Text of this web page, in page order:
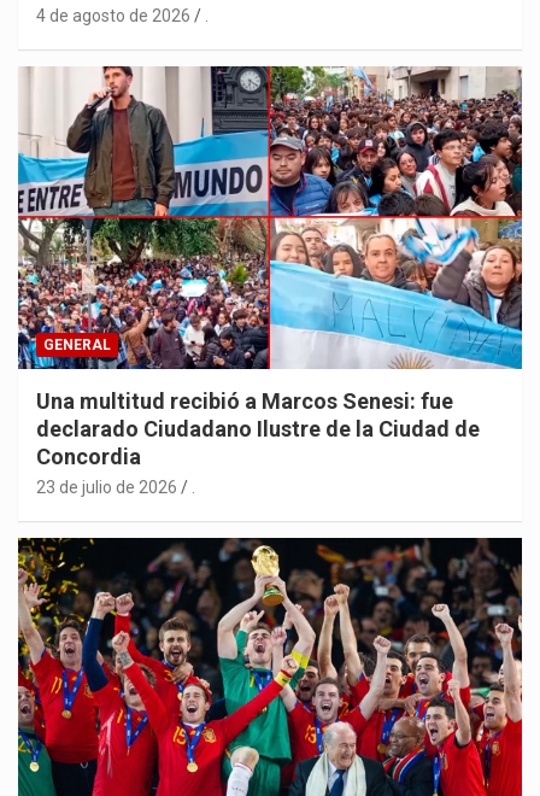
4 de agosto de 2026 .
GENERAL
Una multitud recibió a Marcos Senesi: fue
declarado Ciudadano Ilustre de la Ciudad de
Concordia
23 de julio de 2026 .